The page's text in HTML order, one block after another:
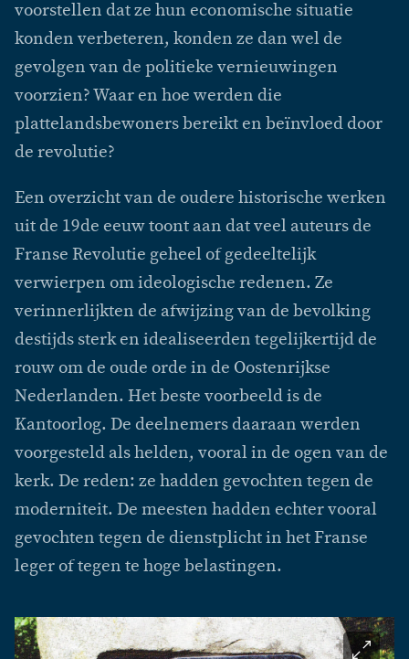
voorstellen dat ze hun economische situatie
konden verbeteren, konden ze dan wel de
gevolgen van de politieke vernieuwingen
voorzien? Waar en hoe werden die
plattelandsbewoners bereikt en beïnvloed door
de revolutie?
Een overzicht van de oudere historische werken
uit de 19de eeuw toont aan dat veel auteurs de
Franse Revolutie geheel of gedeeltelijk
verwierpen om ideologische redenen. Ze
verinnerlijkten de afwijzing van de bevolking
destijds sterk en idealiseerden tegelijkertijd de
rouw om de oude orde in de Oostenrijkse
Nederlanden. Het beste voorbeeld is de
Kantoorlog. De deelnemers daaraan werden
voorgesteld als helden, vooral in de ogen van de
kerk. De reden: ze hadden gevochten tegen de
moderniteit. De meesten hadden echter vooral
gevochten tegen de dienstplicht in het Franse
leger of tegen te hoge belastingen.